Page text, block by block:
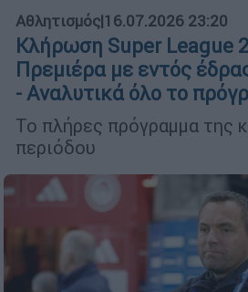
Αθλητισμός|16.07.2026 23:20
Κλήρωση Super League
Πρεμιέρα με εντός
- Αναλυτικά όλο το
Το πλήρες πρόγραμμα της
περιόδου